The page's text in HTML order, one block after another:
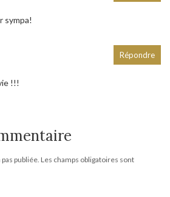
sympa!
!!!
Répondre
publiée. Les champs obligatoires sont